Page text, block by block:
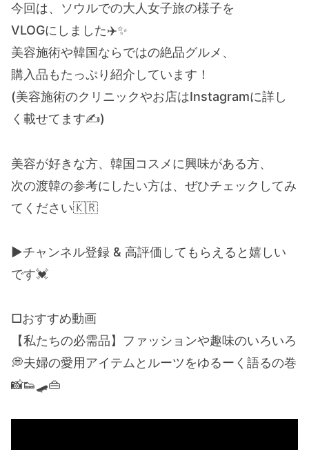
今回は、ソウルでの大人女子旅の様子を
VLOGにしました✈️✨
美容施術や韓国ならではの絶品グルメ、
購入品もたっぷり紹介しています！
(美容施術のクリニックやお店はInstagramに詳し
く載せてます✍️)
美容が好きな方、韓国コスメに興味がある方、
次の渡韓の参考にしたい方は、ぜひチェックしてみ
てください🇰🇷
▶チャンネル登録 & 高評価してもらえると嬉しい
です💓
□おすすめ動画
【私たちの必需品】ファッションや趣味のいろいろ
💭夫婦の愛用アイテムとルーツをゆるーく語るの巻
📸👟🛹👜